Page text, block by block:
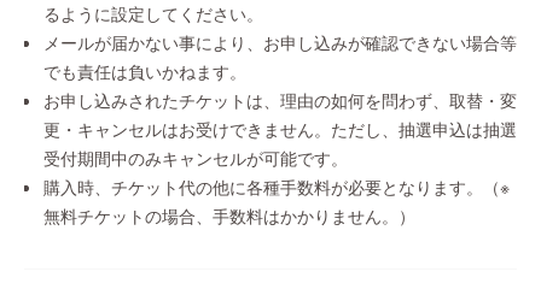
るように設定してください。
メールが届かない事により、お申し込みが確認できない場合等
でも責任は負いかねます。
お申し込みされたチケットは、理由の如何を問わず、取替・変
更・キャンセルはお受けできません。ただし、抽選申込は抽選
受付期間中のみキャンセルが可能です。
購入時、チケット代の他に各種手数料が必要となります。（※
無料チケットの場合、手数料はかかりません。）